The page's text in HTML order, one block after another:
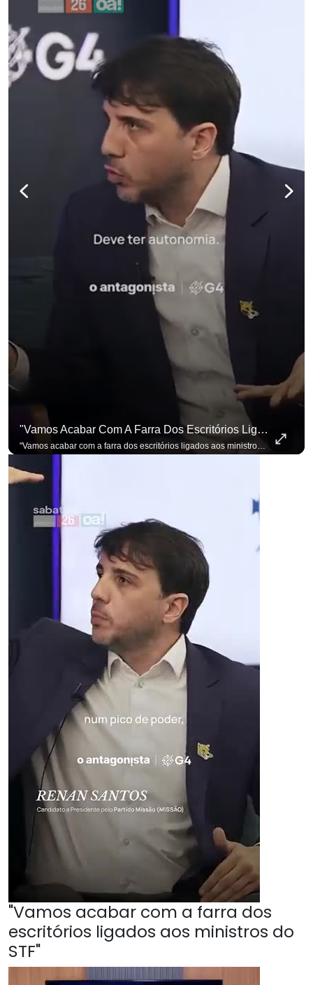
"Vamos Acabar Com A Farra Dos Escritórios Ligados Aos Ministros Do STF"
"Vamos acabar com a farra dos escritórios ligados aos ministros do STF". Essa foi a resposta de Renan Santos ao ser questionado sobre o Judiciário. Se você busca informação com credibilidade, inscreva-se agora e ative o
para não perder nenhuma
"Vamos acabar com a farra dos
escritórios ligados aos ministros do
STF"